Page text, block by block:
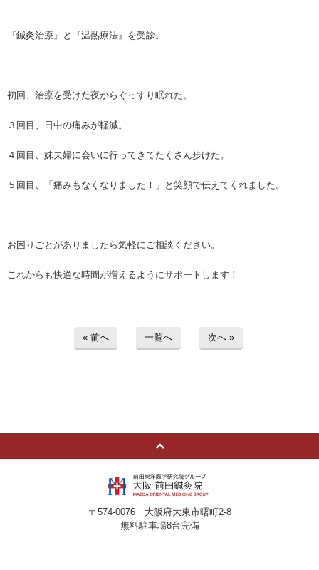
『鍼灸治療』と『温熱療法』を受診。
初回、治療を受けた夜からぐっすり眠れた。
３回目、日中の痛みが軽減。
４回目、妹夫婦に会いに行ってきてたくさん歩けた。
５回目、「痛みもなくなりました！」と笑顔で伝えてくれました。
お困りごとがありましたら気軽にご相談ください。
これからも快適な時間が増えるようにサポートします！
« 前へ 一覧へ 次へ »
〒574-0076 大阪府大東市曙町2-8
無料駐車場8台完備